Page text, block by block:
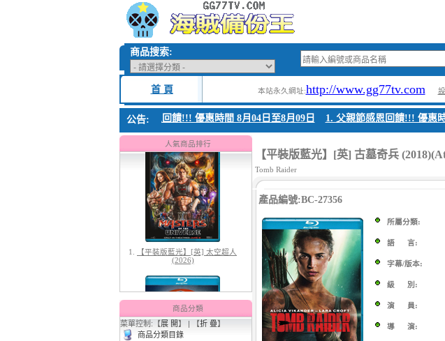
商品搜索:
首 頁 本站永久網址:http://www.gg77tv.com
公告:
1. 父親節感恩回饋!!! 優惠時間 8月04日至8月09日 1. 父親節感恩回饋!!! 優惠時間
人氣商品排行
1. 【平裝版藍光】[英] 太空超人
(2026)
【平裝版藍光】[英] 曼達洛人與
古古 (2026)
商品分類
菜單控制:【展 開】 | 【折 疊】
商品分類目錄
【平裝版藍光】[英] 古墓奇兵
Tomb Raider
產品編號:BC-27356
所屬分類:
語 言:
字幕/版本:
級 別:
演 員:
導 演: